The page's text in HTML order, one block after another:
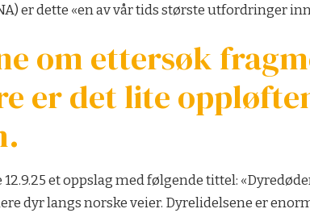
er dette «en av vår tids største utfordringer
om ettersøk
er det lite
12.9.25 et oppslag med følgende tittel:
dyr langs norske veier. Dyrelidelsene er